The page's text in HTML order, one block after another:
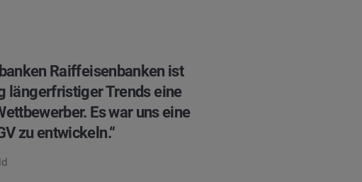
Raiffeisenbanken ist
längerfristiger Trends eine
Es war uns eine
zu entwickeln.“